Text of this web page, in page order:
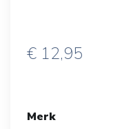
€ 12,95
Merk